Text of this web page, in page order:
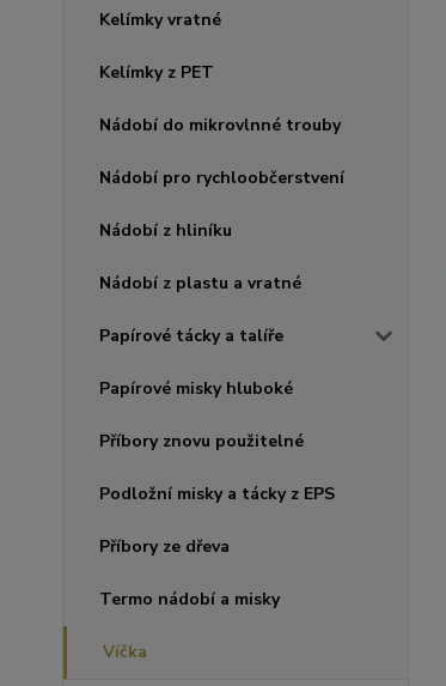
Kelímky vratné
Kelímky z PET
Nádobí do mikrovlnné trouby
Nádobí pro rychloobčerstvení
Nádobí z hliníku
Nádobí z plastu a vratné
Papírové tácky a talíře
Papírové misky hluboké
Příbory znovu použitelné
Podložní misky a tácky z EPS
Příbory ze dřeva
Termo nádobí a misky
Víčka